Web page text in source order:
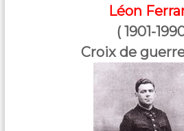
Léon
( 1901-
Croix de